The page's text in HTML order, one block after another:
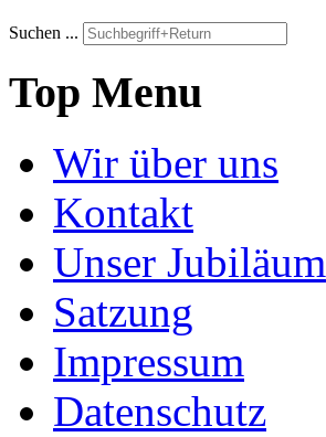
Suchen ...
Top Menu
Wir über uns
Kontakt
Unser Jubiläum
Satzung
Impressum
Datenschutz